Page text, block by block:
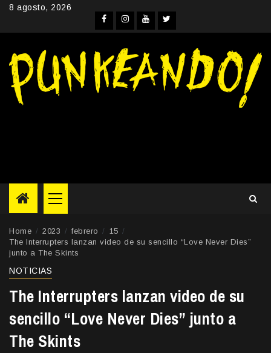
Skip8 agosto, 2026
Facebook
Instagram
YouTube
Twitter
Primary
Menu
Home 2023 febrero
15
The Interrupters lanzan video de su sencillo “Love Never Dies”
junto a The Skints
NOTICIAS
The Interrupters lanzan video de su
sencillo “Love Never Dies” junto a
The Skints